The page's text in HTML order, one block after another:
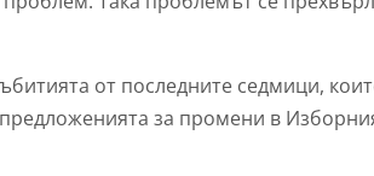
от последните седмици,
за промени в